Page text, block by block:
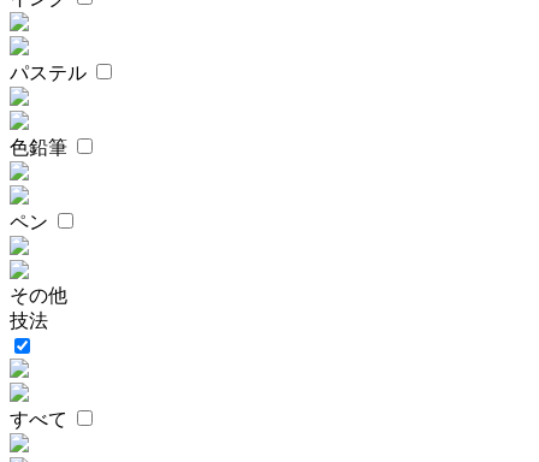
パステル
色鉛筆
ペン
その他
技法
すべて